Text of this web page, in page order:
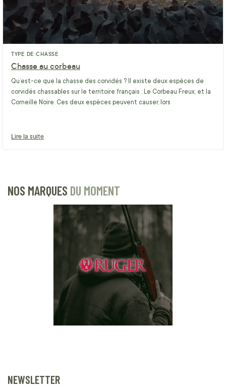
TYPE DE CHASSE
Chasse au corbeau
Qu’est-ce que la chasse des corvidés ? Il existe deux espèces de
corvidés chassables sur le territoire français : Le Corbeau Freux, et la
Corneille Noire. Ces deux espèces peuvent causer, lors
Lire la suite
NOS MARQUES DU MOMENT
NEWSLETTER